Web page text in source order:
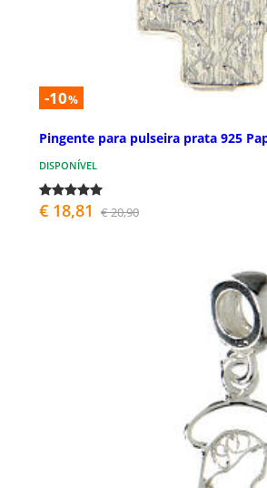
-10%
Pingente para pulseira prata 925
DISPONÍVEL
€ 18,81 € 20,90